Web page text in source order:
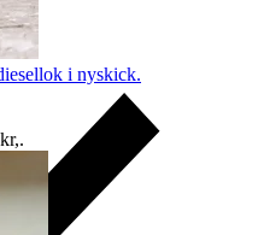
i nyskick.
,.